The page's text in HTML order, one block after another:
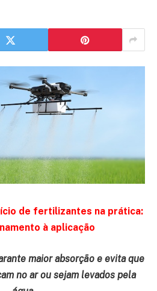
de fertilizantes na prática:
à aplicação
maior absorção e evita que
no ar ou sejam levados pela